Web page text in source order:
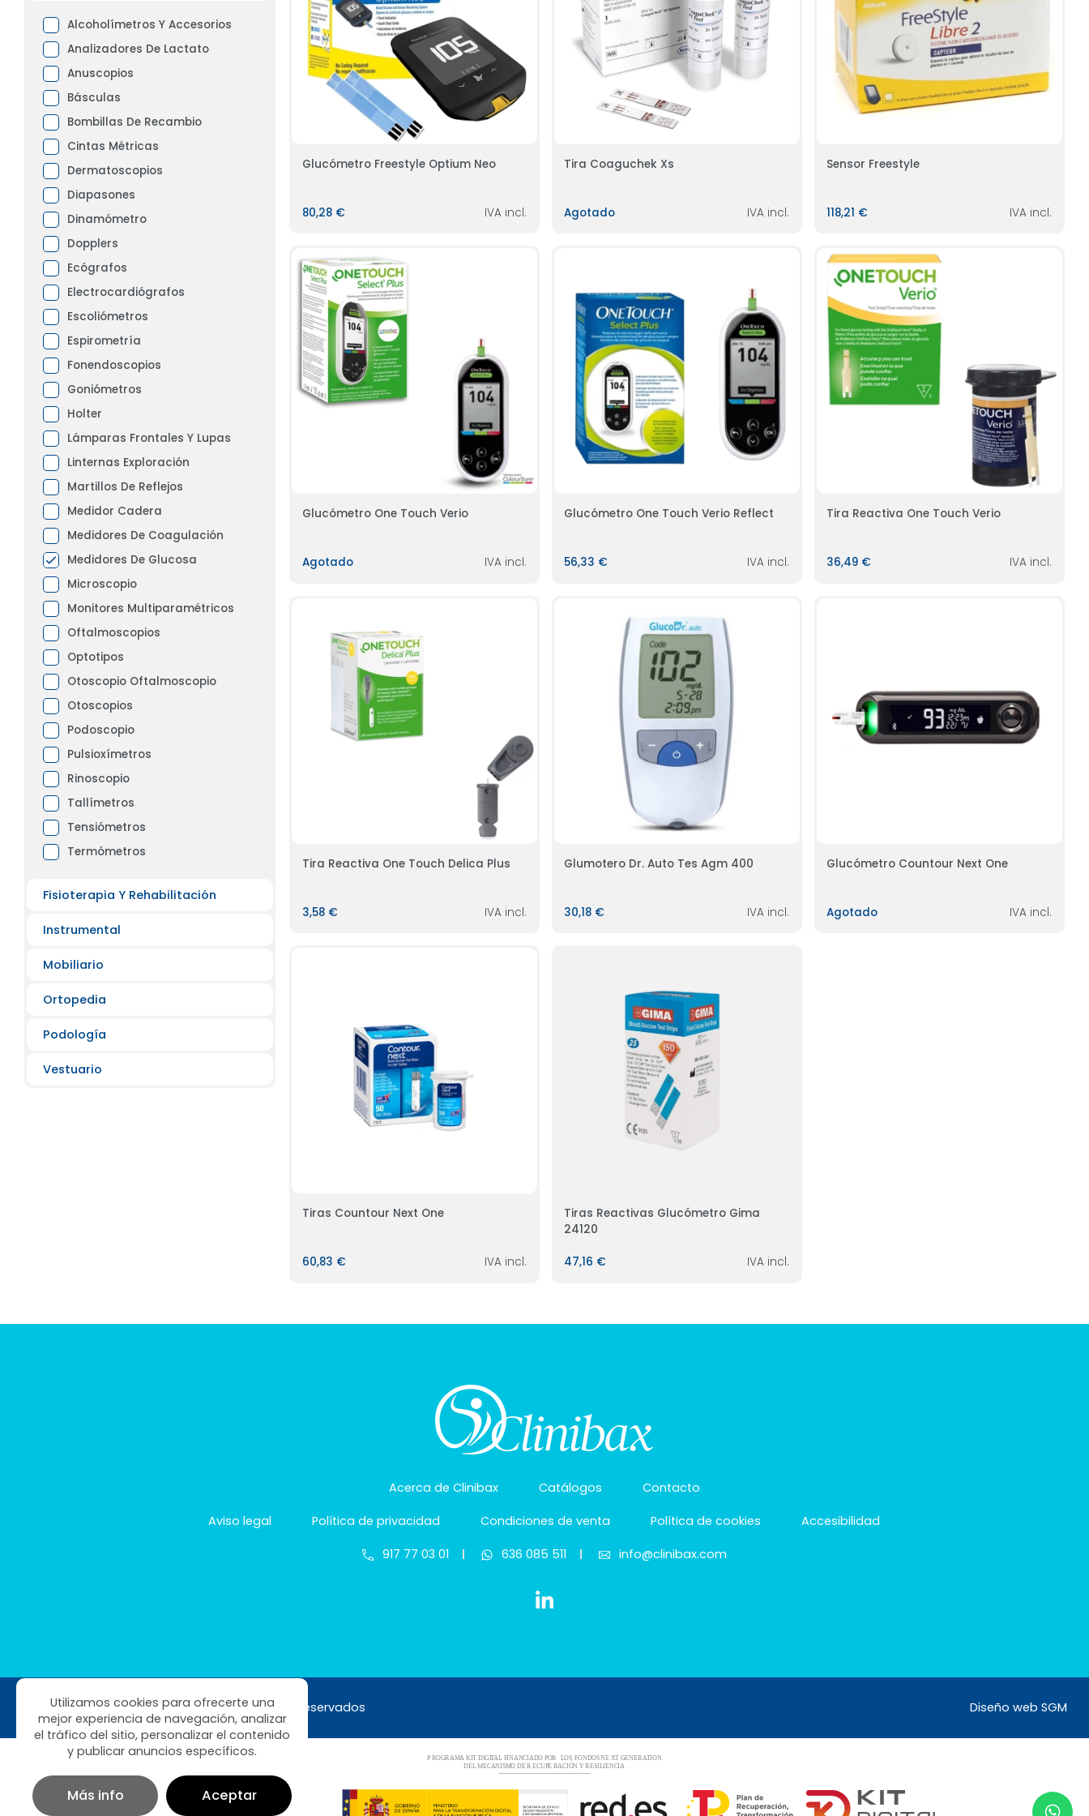
Utilizamos cookies para ofrecerte una
mejor experiencia de navegación, analizar
el tráfico del sitio, personalizar el contenido
y publicar anuncios específicos.
Aceptar
Más info
Alcoholímetros Y Accesorios
Analizadores De Lactato
Anuscopios
Básculas
Bombillas De Recambio
Cintas Métricas
Dermatoscopios
Diapasones
Dinamómetro
Dopplers
Ecógrafos
Electrocardiógrafos
Escoliómetros
Espirometría
Fonendoscopios
Goniómetros
Holter
Lámparas Frontales Y Lupas
Linternas Exploración
Martillos De Reflejos
Medidor Cadera
Medidores De Coagulación
Medidores De Glucosa
Microscopio
Monitores Multiparamétricos
Oftalmoscopios
Optotipos
Otoscopio Oftalmoscopio
Otoscopios
Podoscopio
Pulsioxímetros
Rinoscopio
Tallímetros
Tensiómetros
Termómetros
Fisioterapia Y Rehabilitación
Instrumental
Mobiliario
Ortopedia
Podología
Vestuario
Glucómetro Freestyle Optium Neo
80,28 € IVA incl.
Tira Coaguchek Xs
Agotado IVA incl.
Sensor Freestyle
118,21 € IVA incl.
Glucómetro One Touch Verio
Agotado IVA incl.
Glucómetro One Touch Verio Reflect
56,33 € IVA incl.
Tira Reactiva One Touch Verio
36,49 € IVA incl.
Tira Reactiva One Touch Delica Plus
3,58 € IVA incl.
Glumotero Dr. Auto Tes Agm 400
30,18 € IVA incl.
Glucómetro Countour Next One
Agotado IVA incl.
Tiras Countour Next One
60,83 € IVA incl.
Tiras Reactivas Glucómetro Gima
24120
47,16 € IVA incl.
Acerca de Clinibax Catálogos Contacto
Aviso legal Política de privacidad Condiciones de venta Política de cookies Accesibilidad
917 77 03 01 636 085 511 info@clinibax.com
Copyright © 2026 Clinibax. Todos los derechos reservados Diseño web SGM